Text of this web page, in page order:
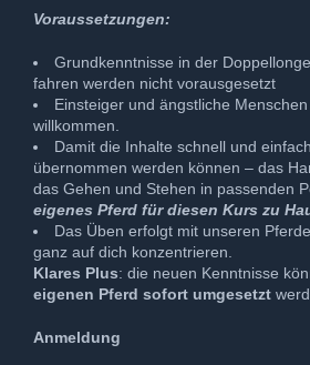
Voraussetzungen:
Grundkenntnisse in der
fahren werden nicht vorausgesetzt
Einsteiger und ängstliche
willkommen.
Damit die Inhalte schnell und
übernommen werden können – das
das Gehen und Stehen in passenden
eigenes Pferd für diesen Kurs zu
Das Üben erfolgt mit unseren
ganz auf dich konzentrieren.
Klares Plus: die neuen Kenntnisse
eigenen Pferd sofort umgesetzt
Anmeldung